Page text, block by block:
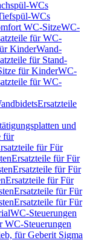
WCs
WCs
WC-SitzeWC-
für WC-
KinderWand-
für Stand-
für KinderWC-
für WC-
Ersatzteile
und
für
für Für
Ersatzteile für Für
Ersatzteile für Für
Ersatzteile für Für
Ersatzteile für Für
Ersatzteile für Für
WC-Steuerungen
WC-Steuerungen
für Geberit Sigma